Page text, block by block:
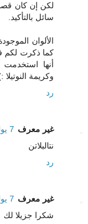
لكن إن كان
سائل بالتأكيد.
الألوان
كما ذكرت لكم
أنها استخدمت
وكريمة النوتيلا
رد
غير معرف 7 يوليو 2012 في 10:50 ص
نتالبلاتن
رد
غير معرف 7 يوليو 2012 في 10:51 ص
شكرا جزيلا لك